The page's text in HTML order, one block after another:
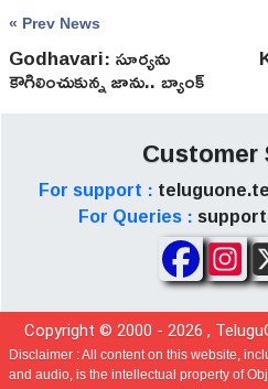
« Prev News
Godhavari: సూర్యను
కౌగిలించుకున్న జాను.. బ్యాంక్
లోన్ క్లియర్.. శారద ఇంట్లో
Customer
For support :
For Queries :
Copyright © 2000 - 2026 ,
Disclaimer :All content on this website,
and audio, is the intellectual property of